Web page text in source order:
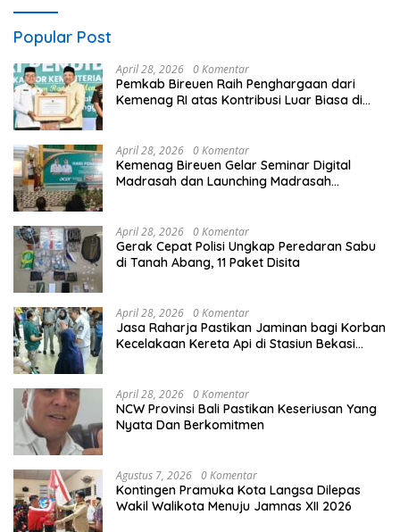
Popular Post
April 28, 2026 0 Komentar
Pemkab Bireuen Raih Penghargaan dari
Kemenag RI atas Kontribusi Luar Biasa di
April 28, 2026 0 Komentar
Kemenag Bireuen Gelar Seminar Digital
Madrasah dan Launching Madrasah
April 28, 2026 0 Komentar
Gerak Cepat Polisi Ungkap Peredaran Sabu
di Tanah Abang, 11 Paket Disita
April 28, 2026 0 Komentar
Jasa Raharja Pastikan Jaminan bagi Korban
Kecelakaan Kereta Api di Stasiun Bekasi
April 28, 2026 0 Komentar
NCW Provinsi Bali Pastikan Keseriusan Yang
Nyata Dan Berkomitmen
Agustus 7, 2026 0 Komentar
Kontingen Pramuka Kota Langsa Dilepas
Wakil Walikota Menuju Jamnas XII 2026